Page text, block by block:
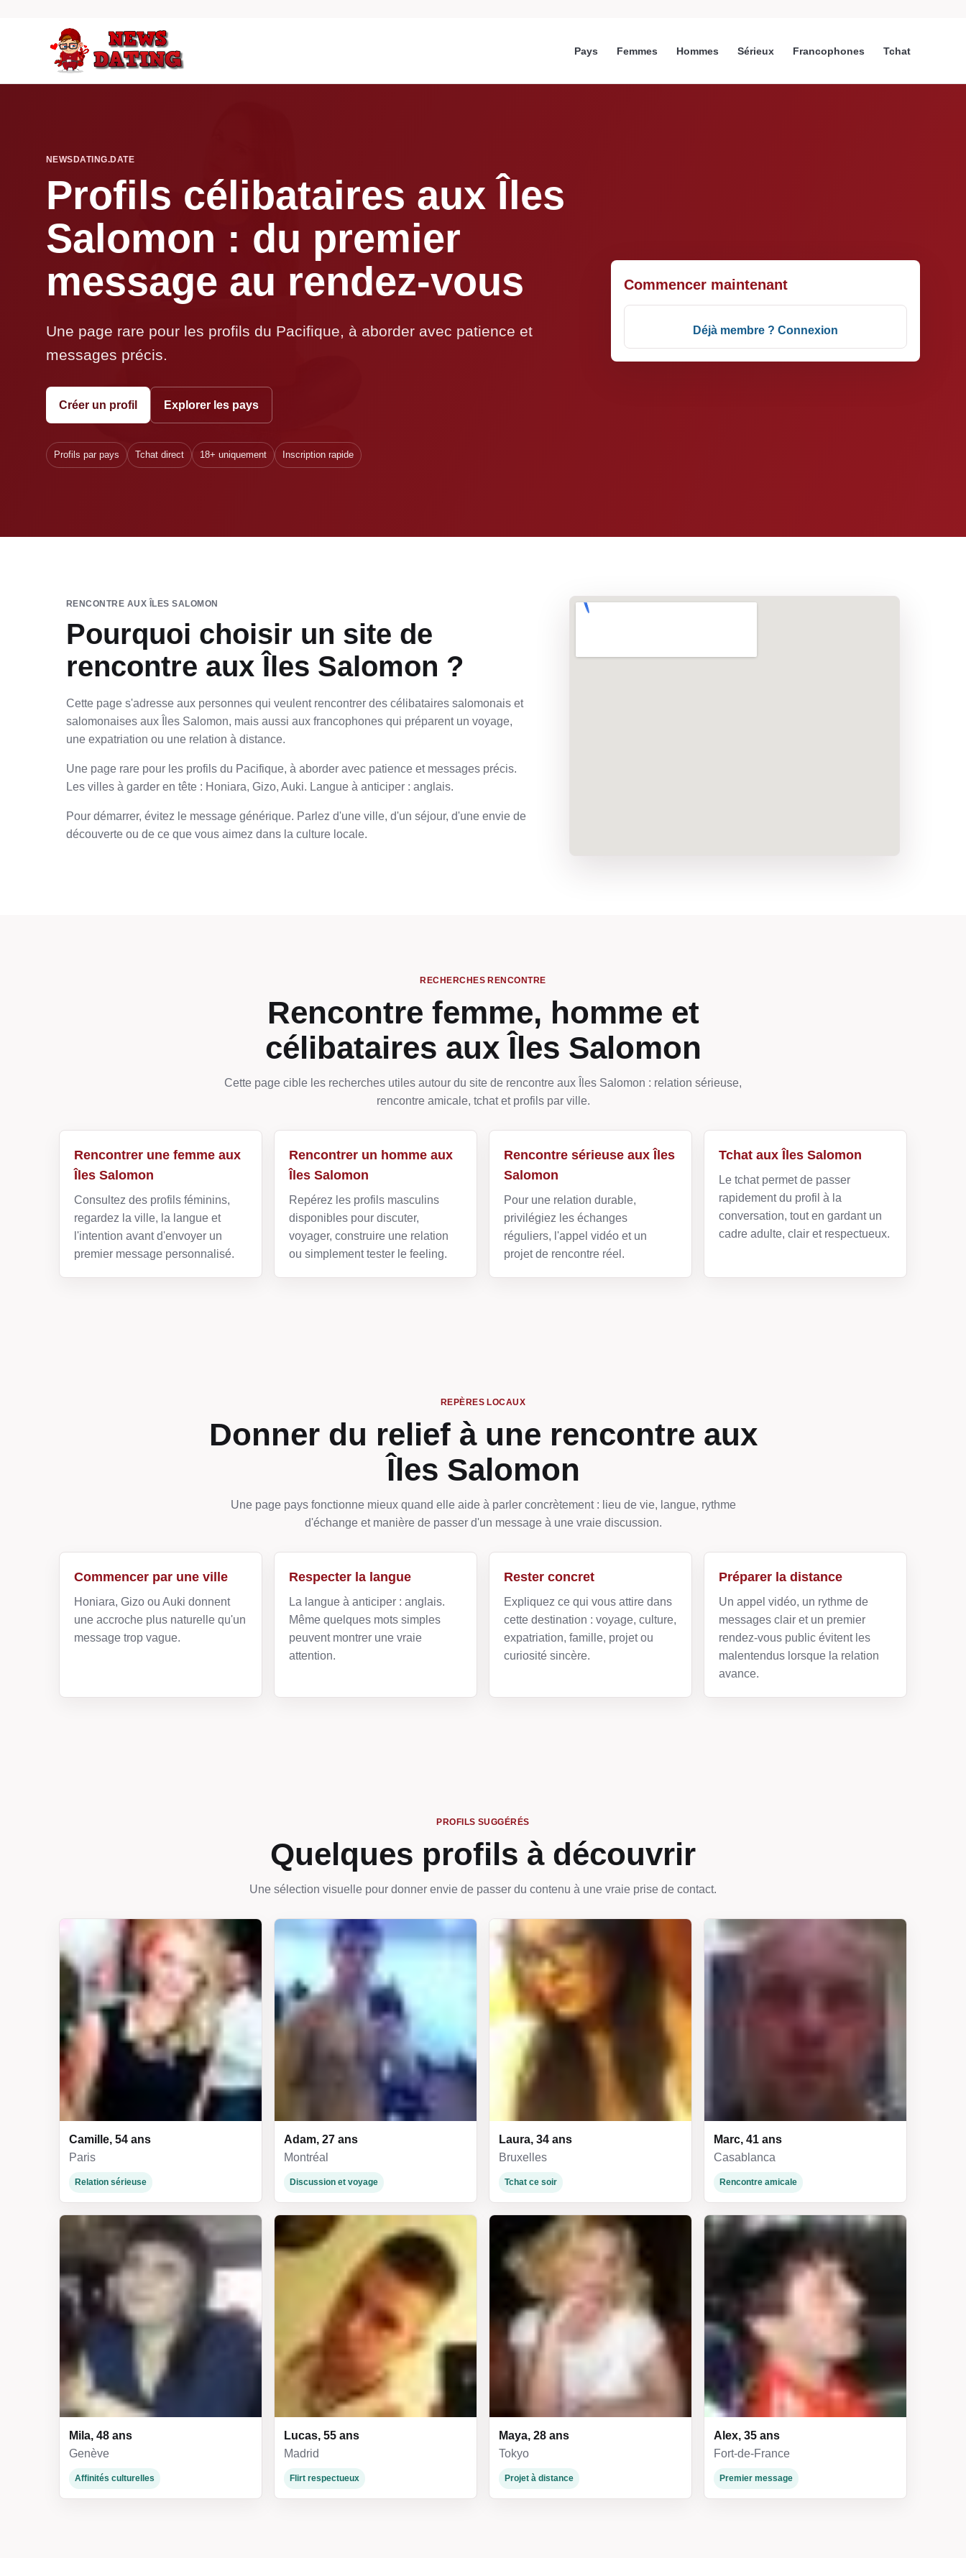
Pays Femmes Hommes Sérieux Francophones Tchat
NEWSDATING.DATE
Profils célibataires aux Îles
Salomon : du premier
message au rendez-vous
Une page rare pour les profils du Pacifique, à aborder avec patience et
messages précis.
Créer un profil Explorer les pays
Profils par pays Tchat direct 18+ uniquement Inscription rapide
Commencer maintenant
Déjà membre ? Connexion
RENCONTRE AUX ÎLES SALOMON
Pourquoi choisir un site de
rencontre aux Îles Salomon ?
Cette page s'adresse aux personnes qui veulent rencontrer des célibataires salomonais et
salomonaises aux Îles Salomon, mais aussi aux francophones qui préparent un voyage,
une expatriation ou une relation à distance.
Une page rare pour les profils du Pacifique, à aborder avec patience et messages précis.
Les villes à garder en tête : Honiara, Gizo, Auki. Langue à anticiper : anglais.
Pour démarrer, évitez le message générique. Parlez d'une ville, d'un séjour, d'une envie de
découverte ou de ce que vous aimez dans la culture locale.
RECHERCHES RENCONTRE
Rencontre femme, homme et
célibataires aux Îles Salomon
Cette page cible les recherches utiles autour du site de rencontre aux Îles Salomon : relation sérieuse,
rencontre amicale, tchat et profils par ville.
Rencontrer une femme aux
Îles Salomon
Consultez des profils féminins,
regardez la ville, la langue et
l'intention avant d'envoyer un
premier message personnalisé.
Rencontrer un homme aux
Îles Salomon
Repérez les profils masculins
disponibles pour discuter,
voyager, construire une relation
ou simplement tester le feeling.
Rencontre sérieuse aux Îles
Salomon
Pour une relation durable,
privilégiez les échanges
réguliers, l'appel vidéo et un
projet de rencontre réel.
Tchat aux Îles Salomon
Le tchat permet de passer
rapidement du profil à la
conversation, tout en gardant un
cadre adulte, clair et respectueux.
REPÈRES LOCAUX
Donner du relief à une rencontre aux
Îles Salomon
Une page pays fonctionne mieux quand elle aide à parler concrètement : lieu de vie, langue, rythme
d'échange et manière de passer d'un message à une vraie discussion.
Commencer par une ville
Honiara, Gizo ou Auki donnent
une accroche plus naturelle qu'un
message trop vague.
Respecter la langue
La langue à anticiper : anglais.
Même quelques mots simples
peuvent montrer une vraie
attention.
Rester concret
Expliquez ce qui vous attire dans
cette destination : voyage, culture,
expatriation, famille, projet ou
curiosité sincère.
Préparer la distance
Un appel vidéo, un rythme de
messages clair et un premier
rendez-vous public évitent les
malentendus lorsque la relation
avance.
PROFILS SUGGÉRÉS
Quelques profils à découvrir
Une sélection visuelle pour donner envie de passer du contenu à une vraie prise de contact.
Camille, 54 ans
Paris
Relation sérieuse
Adam, 27 ans
Montréal
Discussion et voyage
Laura, 34 ans
Bruxelles
Tchat ce soir
Marc, 41 ans
Casablanca
Rencontre amicale
Mila, 48 ans
Genève
Affinités culturelles
Lucas, 55 ans
Madrid
Flirt respectueux
Maya, 28 ans
Tokyo
Projet à distance
Alex, 35 ans
Fort-de-France
Premier message